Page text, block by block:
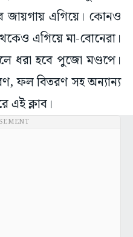
এগিয়ে। কোনও
এগিয়ে মা-বোনেরা।
ধরা হবে পুজো মণ্ডপে।
ফল বিতরণ সহ অন্যান্য
এই ক্লাব।